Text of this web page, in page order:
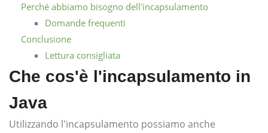
Perché abbiamo bisogno dell'incapsulamento
Domande frequenti
Conclusione
Lettura consigliata
Che cos'è l'incapsulamento in
Java
Utilizzando l'incapsulamento possiamo anche